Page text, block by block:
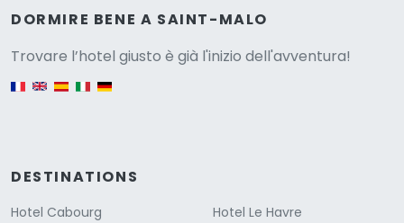
DORMIRE BENE A SAINT-MALO
Trovare l’hotel giusto è già l'inizio dell'avventura!
English version
DESTINATIONS
Hotel Cabourg
Hotel Le Havre